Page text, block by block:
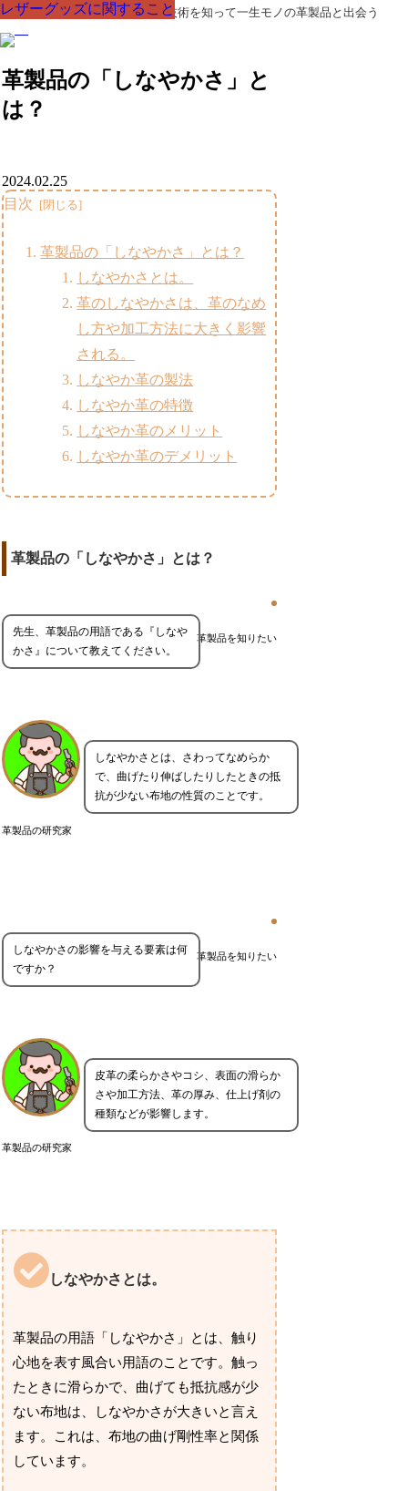
革製品の部品の呼び名・素材・技術を知って一生モノの革製品と出会う
革製品の「しなやかさ」と
は？
レザーグッズに関すること
2024.02.25
目次
革製品の「しなやかさ」とは？
しなやかさとは。
革のしなやかさは、革のなめ
し方や加工方法に大きく影響
される。
しなやか革の製法
しなやか革の特徴
しなやか革のメリット
しなやか革のデメリット
革製品の「しなやかさ」とは？
革製品を知りたい
先生、革製品の用語である『しなや
かさ』について教えてください。
革製品の研究家
しなやかさとは、さわってなめらか
で、曲げたり伸ばしたりしたときの抵
抗が少ない布地の性質のことです。
革製品を知りたい
しなやかさの影響を与える要素は何
ですか？
革製品の研究家
皮革の柔らかさやコシ、表面の滑らか
さや加工方法、革の厚み、仕上げ剤の
種類などが影響します。
しなやかさとは。
革製品の用語「しなやかさ」とは、触り
心地を表す風合い用語のことです。触っ
たときに滑らかで、曲げても抵抗感が少
ない布地は、しなやかさが大きいと言え
ます。これは、布地の曲げ剛性率と関係
しています。
レザーグッズに関すること
レザーグッズに関すること
レザーグッズに関すること
レザーグッズに関すること
レザーグッズに関すること
レザーグッズに関すること